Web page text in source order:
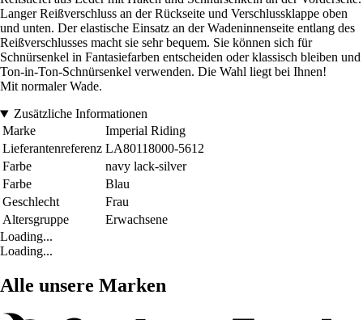
Langer Reißverschluss an der Rückseite und Verschlussklappe oben
und unten. Der elastische Einsatz an der Wadeninnenseite entlang des
Reißverschlusses macht sie sehr bequem. Sie können sich für
Schnürsenkel in Fantasiefarben entscheiden oder klassisch bleiben und
Ton-in-Ton-Schnürsenkel verwenden. Die Wahl liegt bei Ihnen!
Mit normaler Wade.
Zusätzliche Informationen
Marke
Imperial Riding
Lieferantenreferenz LA80118000-5612
Farbe
navy lack-silver
Farbe
Blau
Geschlecht
Frau
Altersgruppe
Erwachsene
Loading...
Loading...
Alle unsere Marken